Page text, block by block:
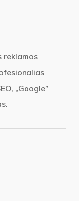
reklamos
„Google”